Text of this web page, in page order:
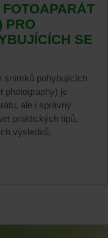
PRO
SE
snímků pohybujících
photography) je
ale i správný
praktických tipů,
výsledků.